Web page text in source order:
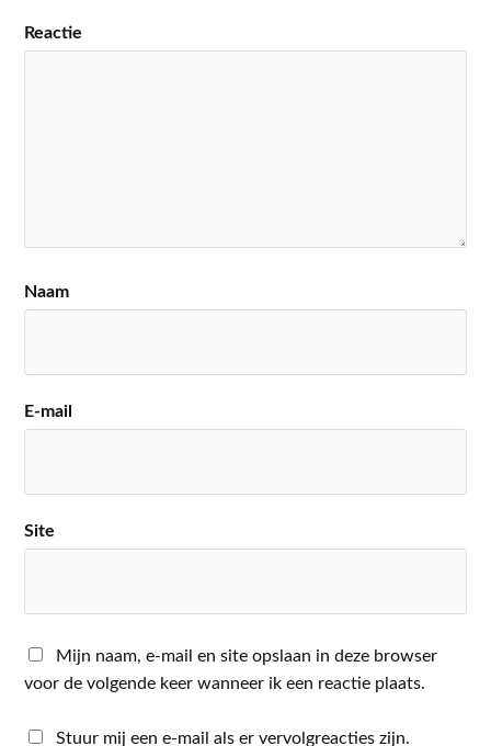
Reactie
Naam
E-mail
Site
Mijn naam, e-mail en site opslaan in deze browser
voor de volgende keer wanneer ik een reactie plaats.
Stuur mij een e-mail als er vervolgreacties zijn.